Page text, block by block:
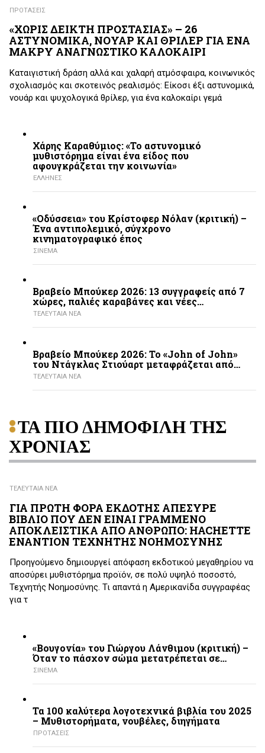
ΠΡΟΤΑΣΕΙΣ
«ΧΩΡΙΣ ΔΕΙΚΤΗ ΠΡΟΣΤΑΣΙΑΣ» – 26
ΑΣΤΥΝΟΜΙΚΑ, ΝΟΥΑΡ ΚΑΙ ΘΡΙΛΕΡ ΓΙΑ ΕΝΑ
ΜΑΚΡΥ ΑΝΑΓΝΩΣΤΙΚΟ ΚΑΛΟΚΑΙΡΙ
Καταιγιστική δράση αλλά και χαλαρή ατμόσφαιρα, κοινωνικός
σχολιασμός και σκοτεινός ρεαλισμός: Είκοσι έξι αστυνομικά,
νουάρ και ψυχολογικά θρίλερ, για ένα καλοκαίρι γεμά
Χάρης Καραθύμιος: «Το αστυνομικό
μυθιστόρημα είναι ένα είδος που
αφουγκράζεται την κοινωνία»
ΕΛΛΗΝΕΣ
«Οδύσσεια» του Κρίστοφερ Νόλαν (κριτική) –
Ένα αντιπολεμικό, σύγχρονο
κινηματογραφικό έπος
ΣΙΝΕΜΑ
Βραβείο Μπούκερ 2026: 13 συγγραφείς από 7
χώρες, παλιές καραβάνες και νέες…
ΤΕΛΕΥΤΑΙΑ ΝΕΑ
Βραβείο Μπούκερ 2026: Το «John of John»
του Ντάγκλας Στιούαρτ μεταφράζεται από…
ΤΕΛΕΥΤΑΙΑ ΝΕΑ
ΤΑ ΠΙΟ ΔΗΜΟΦΙΛΗ ΤΗΣ
ΧΡΟΝΙΑΣ
ΤΕΛΕΥΤΑΙΑ ΝΕΑ
ΓΙΑ ΠΡΩΤΗ ΦΟΡΑ ΕΚΔΟΤΗΣ ΑΠΕΣΥΡΕ
ΒΙΒΛΙΟ ΠΟΥ ΔΕΝ ΕΙΝΑΙ ΓΡΑΜΜΕΝΟ
ΑΠΟΚΛΕΙΣΤΙΚΑ ΑΠΟ ΑΝΘΡΩΠΟ: HACHETTE
ΕΝΑΝΤΙΟΝ ΤΕΧΝΗΤΗΣ ΝΟΗΜΟΣΥΝΗΣ
Προηγούμενο δημιουργεί απόφαση εκδοτικού μεγαθηρίου να
αποσύρει μυθιστόρημα προϊόν, σε πολύ υψηλό ποσοστό,
Τεχνητής Νοημοσύνης. Τι απαντά η Αμερικανίδα συγγραφέας
για τ
«Βουγονία» του Γιώργου Λάνθιμου (κριτική) –
Όταν το πάσχον σώμα μετατρέπεται σε…
ΣΙΝΕΜΑ
Τα 100 καλύτερα λογοτεχνικά βιβλία του 2025
– Mυθιστορήματα, νουβέλες, διηγήματα
ΠΡΟΤΑΣΕΙΣ